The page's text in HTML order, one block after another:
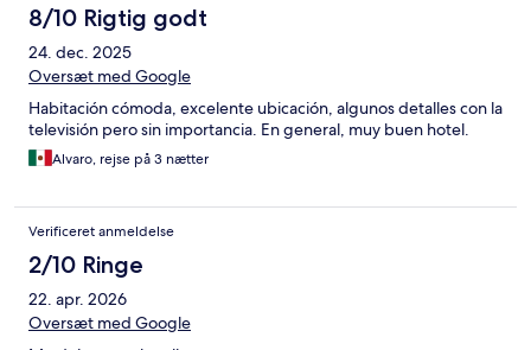
8/10 Rigtig godt
24. dec. 2025
Oversæt med Google
Habitación cómoda, excelente ubicación, algunos detalles con la
televisión pero sin importancia. En general, muy buen hotel.
Alvaro, rejse på 3 nætter
Verificeret anmeldelse
2/10 Ringe
22. apr. 2026
Oversæt med Google